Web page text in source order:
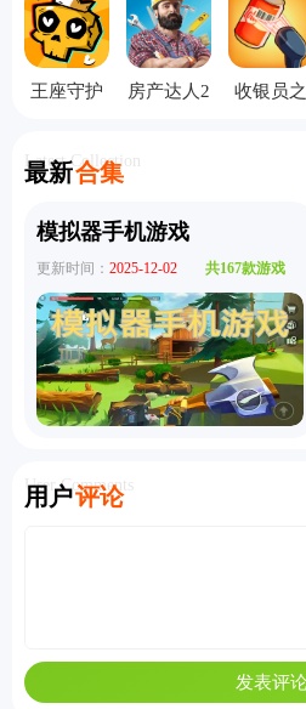
王座守护
房产达人2
收银员之
最新合集
Latest Collection
模拟器手机游戏
更新时间： 2025-12-02 共167款游戏
用户评论
User Comments